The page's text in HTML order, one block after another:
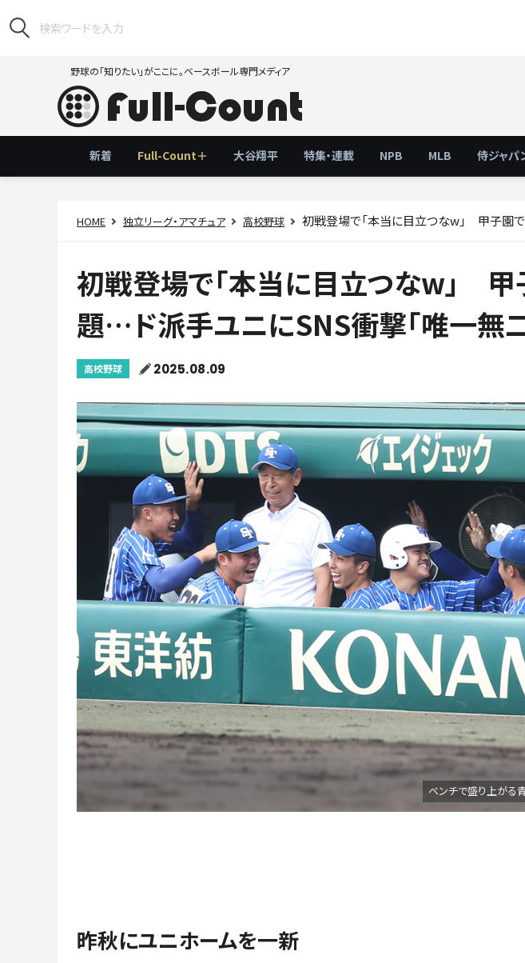
野球の「知りたい」がここに。ベースボール専門メディア
新着 Full-Count＋ 大谷翔平 特集・連載 NPB MLB 侍ジャパ
HOME 独立リーグ・アマチュア 高校野球 初戦登場で「本当に目立つなw」 甲子園で再び話
初戦登場で「本当に目立つなw」
題…ド派手ユニにSNS衝撃「唯一無二
高校野球 2025.08.09
ベンチで盛り上がる
昨秋にユニホームを一新